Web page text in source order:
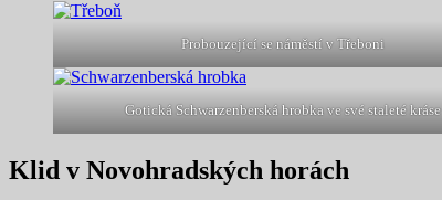
Probouzející se náměstí v Třeboni
Gotická Schwarzenberská hrobka ve své staleté kráse
Klid v Novohradských horách